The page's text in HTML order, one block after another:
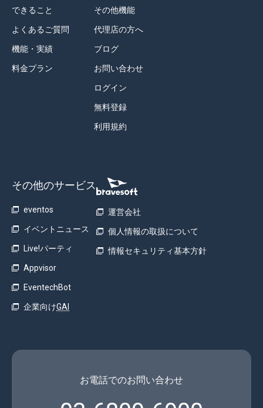
できること
よくあるご質問
機能・実績
料金プラン
その他機能
代理店の方へ
ブログ
お問い合わせ
ログイン
無料登録
利用規約
その他のサービス
eventos
イベントニュース
Live!パーティ
Appvisor
EventechBot
企業向けGAI
運営会社
個人情報の取扱について
情報セキュリティ基本方針
お電話でのお問い合わせ